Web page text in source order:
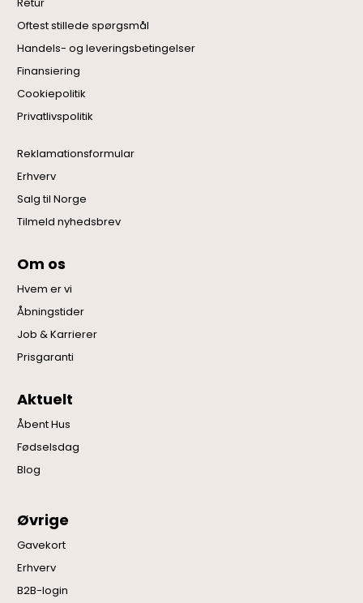
Oftest stillede spørgsmål
Handels- og leveringsbetingelser
Finansiering
Cookiepolitik
Privatlivspolitik
Reklamationsformular
Erhverv
Salg til Norge
Tilmeld nyhedsbrev
Om os
Hvem er vi
Åbningstider
Job & Karrierer
Prisgaranti
Aktuelt
Åbent Hus
Fødselsdag
Blog
Øvrige
Gavekort
Erhverv
B2B-login